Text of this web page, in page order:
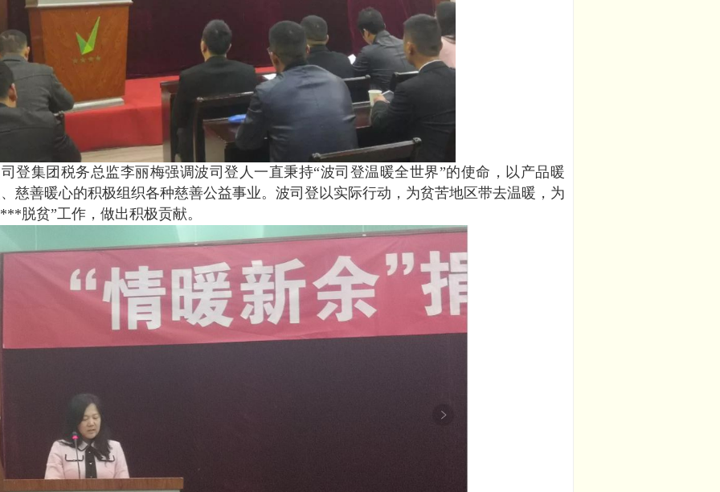
登集团税务总监李丽梅强调波司登人一直秉持“波司登温暖全世界”的使命，以产品暖
慈善暖心的积极组织各种慈善公益事业。波司登以实际行动，为贫苦地区带去温暖，为
脱贫”工作，做出积极贡献。